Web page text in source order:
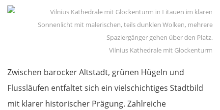
Vilnius Kathedrale mit Glockenturm
Zwischen barocker Altstadt, grünen Hügeln und
Flussläufen entfaltet sich ein vielschichtiges Stadtbild
mit klarer historischer Prägung. Zahlreiche